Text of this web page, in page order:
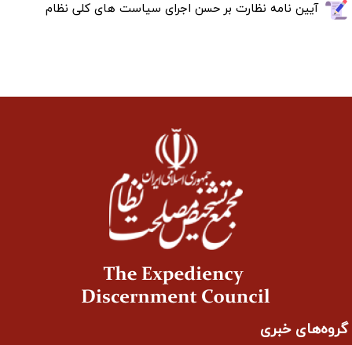
آیین نامه نظارت بر حسن اجرای سیاست های کلی نظام
گروه‌های خبری